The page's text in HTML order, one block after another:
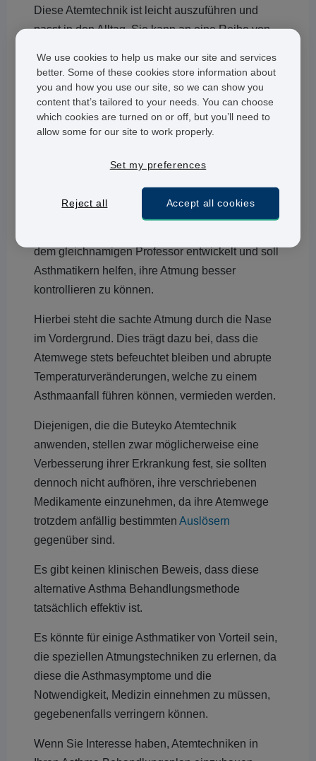
Diese Atemtechnik ist leicht auszuführen und
passt in den Alltag. Sie kann an eine Reihe von
werden.
Dies muss jedoch noch weiter untersucht werden,
um endgültige schlussfolgerungen zu ziehen. Ihr
Arzt kann Ihnen vielleicht eine Gruppe
Die Buteyko Methode
dem gleichnamigen Professor entwickelt und soll
Asthmatikern helfen, ihre Atmung besser
kontrollieren zu können.
Hierbei steht die sachte Atmung durch die Nase
im Vordergrund. Dies trägt dazu bei, dass die
Atemwege stets befeuchtet bleiben und abrupte
Temperaturveränderungen, welche zu einem
Asthmaanfall führen können, vermieden werden.
Diejenigen, die die Buteyko Atemtechnik
anwenden, stellen zwar möglicherweise eine
Verbesserung ihrer Erkrankung fest, sie sollten
dennoch nicht aufhören, ihre verschriebenen
Medikamente einzunehmen, da ihre Atemwege
trotzdem anfällig bestimmten Auslösern
gegenüber sind.
Es gibt keinen klinischen Beweis, dass diese
alternative Asthma Behandlungsmethode
tatsächlich effektiv ist.
Es könnte für einige Asthmatiker von Vorteil sein,
die speziellen Atmungstechniken zu erlernen, da
diese die Asthmasymptome und die
Notwendigkeit, Medizin einnehmen zu müssen,
gegebenenfalls verringern können.
Wenn Sie Interesse haben, Atemtechniken in
We use cookies to help us make our site and services
better. Some of these cookies store information about
you and how you use our site, so we can show you
content that’s tailored to your needs. You can choose
which cookies are turned on or off, but you’ll need to
allow some for our site to work properly.
Set my preferences
Reject all Accept all cookies